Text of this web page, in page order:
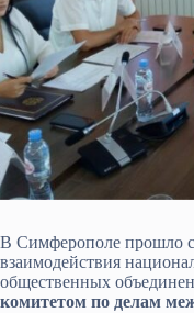
В Симферополе прошло
взаимодействия
общественных
комитетом по делам